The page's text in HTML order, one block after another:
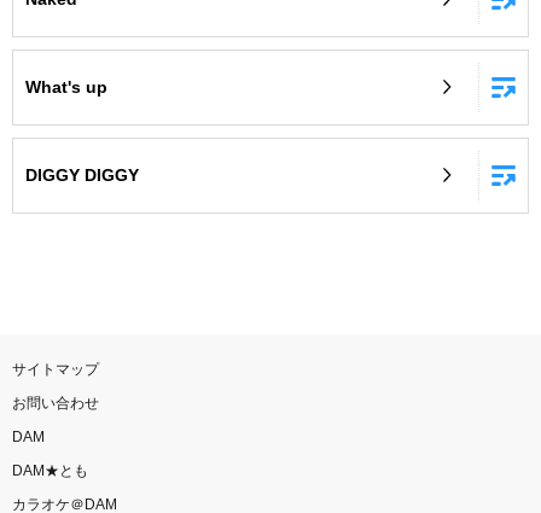
What's up
DIGGY DIGGY
サイトマップ
お問い合わせ
DAM
DAM★とも
カラオケ＠DAM